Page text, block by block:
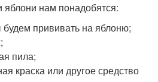
нам понадобятся:
прививать на яблоню;
пила;
краска или другое средство